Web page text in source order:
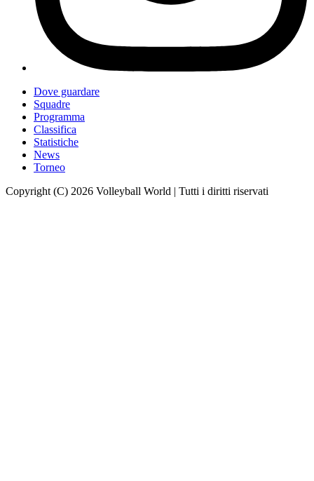
Dove guardare
Squadre
Programma
Classifica
Statistiche
News
Torneo
Copyright (C) 2026 Volleyball World | Tutti i diritti riservati